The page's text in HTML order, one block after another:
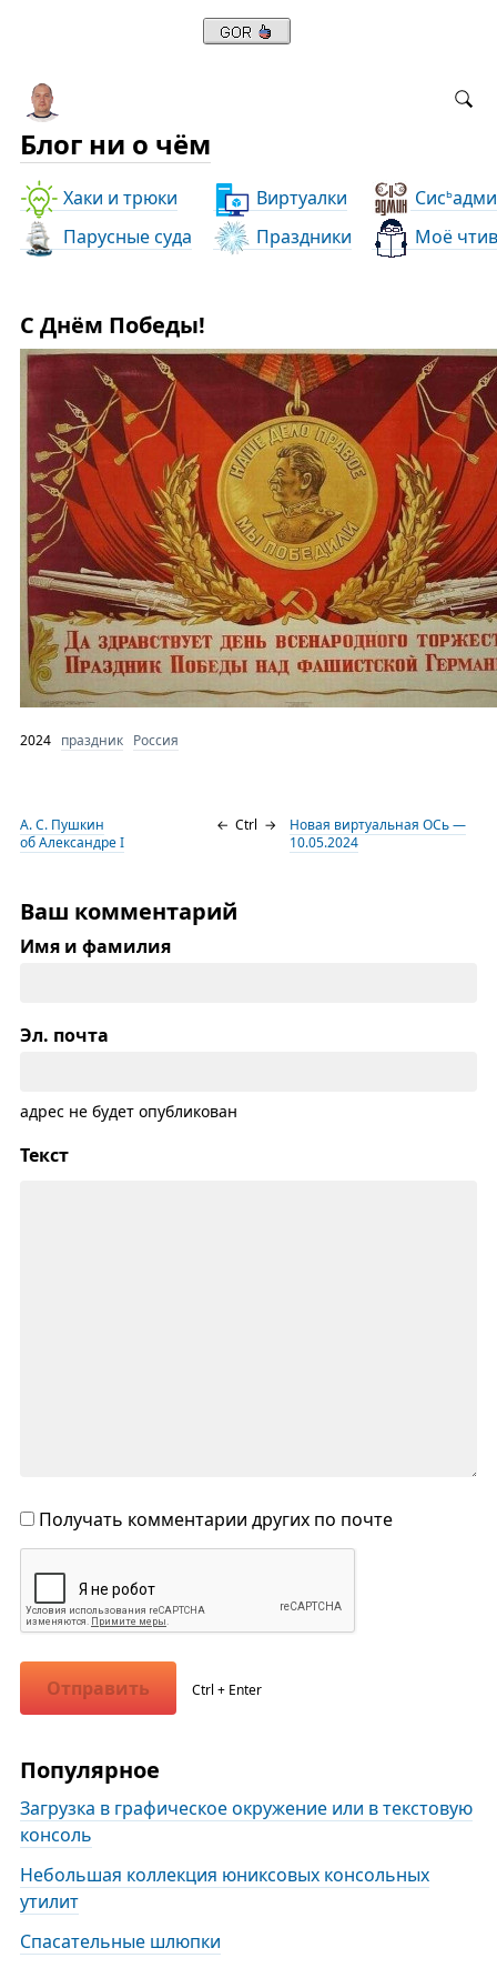
Блог ни о чём
Хаки и трюки Виртуалки Сись
Парусные суда
Праздники Моё
С Днём Победы!
2024 праздник Россия
А. С. Пушкин
об Александре I
← Ctrl →
Новая виртуальная ОСь —
10.05.2024
Ваш комментарий
Имя и фамилия
Эл. почта
адрес не будет опубликован
Текст
Получать комментарии других по почте
Отправить Ctrl + Enter
Популярное
Загрузка в графическое окружение или в текстовую
консоль
Небольшая коллекция юниксовых консольных
утилит
Спасательные шлюпки